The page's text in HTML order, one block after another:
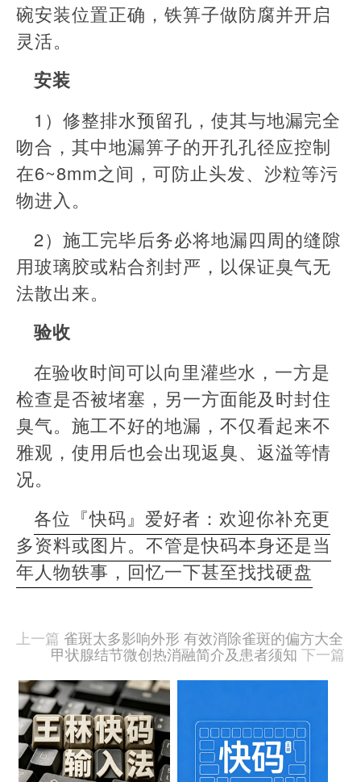
碗安装位置正确，铁箅子做防腐并开启
灵活。
安装
1）修整排水预留孔，使其与地漏完全
吻合，其中地漏箅子的开孔孔径应控制
在6~8mm之间，可防止头发、沙粒等污
物进入。
2）施工完毕后务必将地漏四周的缝隙
用玻璃胶或粘合剂封严，以保证臭气无
法散出来。
验收
在验收时间可以向里灌些水，一方是
检查是否被堵塞，另一方面能及时封住
臭气。施工不好的地漏，不仅看起来不
雅观，使用后也会出现返臭、返溢等情
况。
各位『快码』爱好者：欢迎你补充更
多资料或图片。不管是快码本身还是当
年人物轶事，回忆一下甚至找找硬盘
由
羊
喜
于
09-
布,
上一篇 雀斑太多影响外形 有效消除雀斑的偏方大全
甲状腺结节微创热消融简介及患者须知 下一篇
相
关
文
章